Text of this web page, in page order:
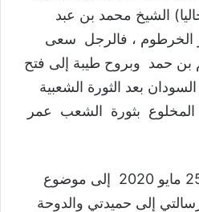
الشيخ محمد بن عبد
الخرطوم ، فالرجل سعى
بن حمد وبروح طيبة إلى فتح
بعد الثورة الشعبية
بثورة الشعب عمر
أشرت في مقال بتاريخ 25 مايو 2020 إلى موضوع
إلى حميدتي والدوحة